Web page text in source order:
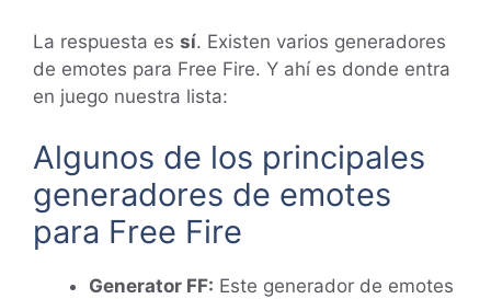
La respuesta es sí. Existen varios generadores
de emotes para Free Fire. Y ahí es donde entra
en juego nuestra lista:
Algunos de los principales
generadores de emotes
para Free Fire
Generator FF: Este generador de emotes